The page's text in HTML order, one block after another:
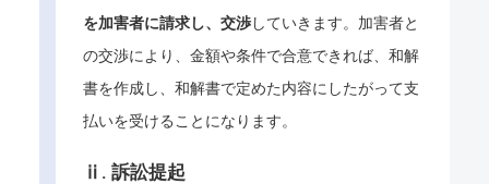
を加害者に請求し、交渉していきます。加害者と
の交渉により、金額や条件で合意できれば、和解
書を作成し、和解書で定めた内容にしたがって支
払いを受けることになります。
ⅱ. 訴訟提起